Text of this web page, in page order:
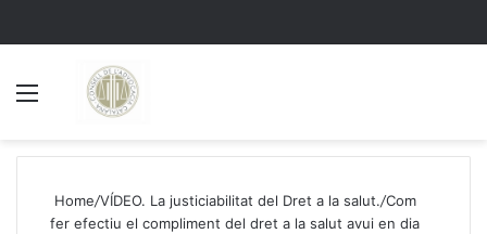
Home/VÍDEO. La justiciabilitat del Dret a la salut./Com
fer efectiu el compliment del dret a la salut avui en dia